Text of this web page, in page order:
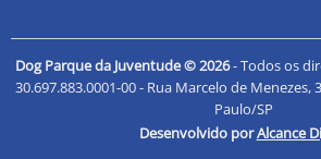
Dog Parque da Juventude © 2026- Todos os
30.697.883.0001-00 - Rua Marcelo de Menezes,
Paulo/SP
Desenvolvido porAlcance